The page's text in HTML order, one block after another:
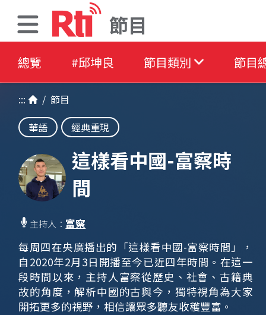
節目
總覽 #邱坤良 節目類別 節目
::: / 節目
華語
經典重現
這樣看中國-富察時
間
主持人： 富察
每周四在央廣播出的「這樣看中國-富察時間」，
自2020年2月3日開播至今已近四年時間。在這一
段時間以來，主持人富察從歷史、社會、古籍典
故的角度，解析中國的古與今，獨特視角為大家
開拓更多的視野，相信讓眾多聽友收穫豐富。